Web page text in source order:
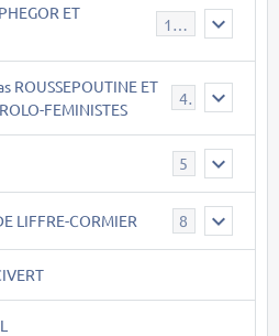
ET
147
ROUSSEPOUTINE ET
FEMINISTES
40
5
LIFFRE-CORMIER 8